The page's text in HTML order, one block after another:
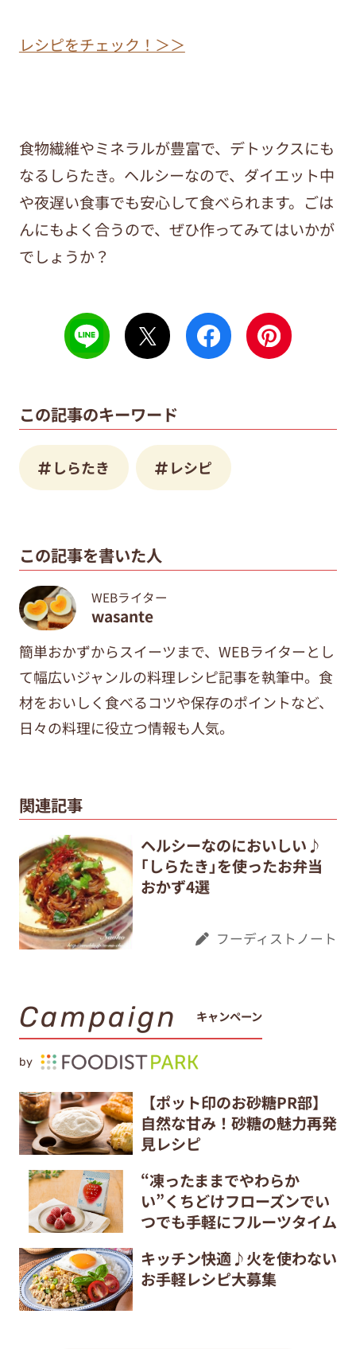
レシピをチェック！＞＞
食物繊維やミネラルが豊富で、デトックスにも
なるしらたき。ヘルシーなので、ダイエット中
や夜遅い食事でも安心して食べられます。ごは
んにもよく合うので、ぜひ作ってみてはいかが
でしょうか？
この記事のキーワード
しらたき レシピ
この記事を書いた人
WEBライター
wasante
簡単おかずからスイーツまで、WEBライターとし
て幅広いジャンルの料理レシピ記事を執筆中。食
材をおいしく食べるコツや保存のポイントなど、
日々の料理に役立つ情報も人気。
関連記事
ヘルシーなのにおいしい♪
｢しらたき｣を使ったお弁当
おかず4選
フーディストノート
Campaign キャンペーン
by
【ポット印のお砂糖PR部】
自然な甘み！砂糖の魅力再発
見レシピ
“凍ったままでやわらか
い”くちどけフローズンでい
つでも手軽にフルーツタイム
キッチン快適♪火を使わない
お手軽レシピ大募集